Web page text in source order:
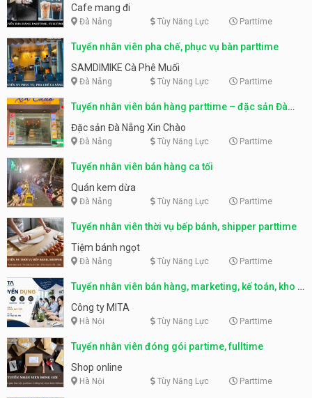
Cafe mang đi
Đà Nẵng Tùy Năng Lực Parttime
Tuyển nhân viên pha chế, phục vụ bàn parttime
SAMDIMIKE Cà Phê Muối
Đà Nẵng Tùy Năng Lực Parttime
Tuyển nhân viên bán hàng parttime – đặc sản Đà
Nẵng
Đặc sản Đà Nẵng Xin Chào
Đà Nẵng Tùy Năng Lực Parttime
Tuyển nhân viên bán hàng ca tối
Quán kem dừa
Đà Nẵng Tùy Năng Lực Parttime
Tuyển nhân viên thời vụ bếp bánh, shipper parttime
Tiệm bánh ngọt
Đà Nẵng Tùy Năng Lực Parttime
Tuyển nhân viên bán hàng, marketing, kế toán, kho –
parttime, fulltime
Công ty MITA
Hà Nội Tùy Năng Lực Parttime
Tuyển nhân viên đóng gói partime, fulltime
Shop online
Hà Nội Tùy Năng Lực Parttime